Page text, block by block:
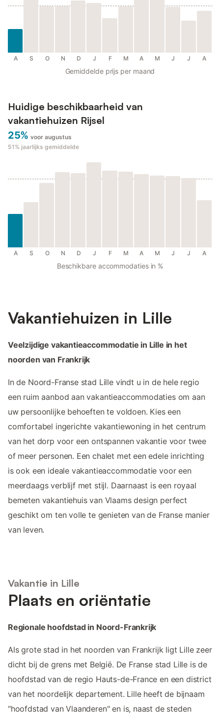
A S O N D J F M A M J J A
Gemiddelde prijs per maand
Huidige beschikbaarheid van
vakantiehuizen Rijsel
25% voor augustus
51% jaarlijks gemiddelde
A S O N D J F M A M J J A
Beschikbare accommodaties in %
Vakantiehuizen in Lille
Veelzijdige vakantieaccommodatie in Lille in het
noorden van Frankrijk
In de Noord-Franse stad Lille vindt u in de hele regio
een ruim aanbod aan vakantieaccommodaties om aan
uw persoonlijke behoeften te voldoen. Kies een
comfortabel ingerichte vakantiewoning in het centrum
van het dorp voor een ontspannen vakantie voor twee
of meer personen. Een chalet met een edele inrichting
is ook een ideale vakantieaccommodatie voor een
meerdaags verblijf met stijl. Daarnaast is een royaal
bemeten vakantiehuis van Vlaams design perfect
geschikt om ten volle te genieten van de Franse manier
van leven.
Vakantie in Lille
Plaats en oriëntatie
Regionale hoofdstad in Noord-Frankrijk
Als grote stad in het noorden van Frankrijk ligt Lille zeer
dicht bij de grens met België. De Franse stad Lille is de
hoofdstad van de regio Hauts-de-France en een district
van het noordelijk departement. Lille heeft de bijnaam
"hoofdstad van Vlaanderen" en is, naast de steden